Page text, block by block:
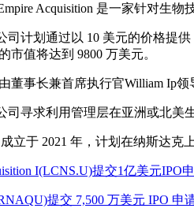
Acquisition 是一家针对生物
司计划通过以 10 美元的价格提
市值将达到 9800 万美元。
董事长兼首席执行官William Ip
司寻求利用管理层在亚洲或北
立于 2021 年，计划在纳斯达克
I(LCNS.U)提交1亿美元IPO
提交 7,500 万美元 IPO